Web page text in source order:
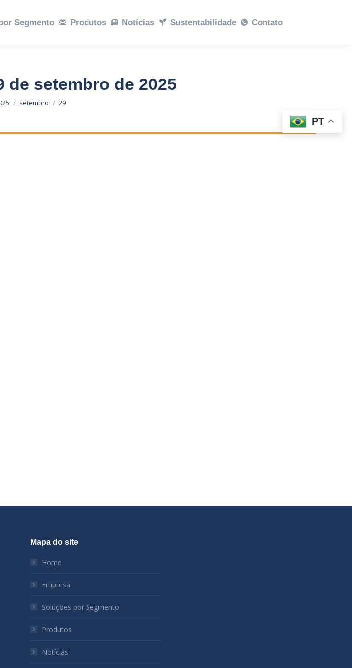
Segmento Produtos Notícias Sustentabilidade Contato
de setembro de 2025
aqui:setembro 29
Mapa do site
Home
Empresa
Soluções por Segmento
Produtos
Notícias
PT
Notícias Sustentabilidade Contato